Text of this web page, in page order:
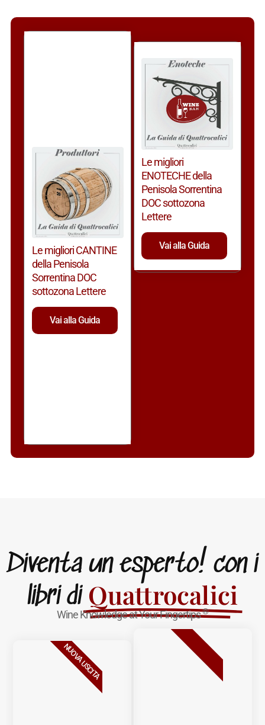
Le migliori CANTINE
della Penisola
Sorrentina DOC
sottozona Lettere
Vai alla Guida
Le migliori
ENOTECHE della
Penisola Sorrentina
DOC sottozona
Lettere
Vai alla Guida
Diventa un esperto! con i
libri di Quattrocalici
Wine Knowledge at Your Fingertips®
NUOVA USCITA BESTSELLER